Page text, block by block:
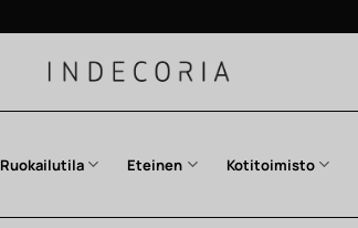
Ruokailutila Eteinen Kotitoimisto